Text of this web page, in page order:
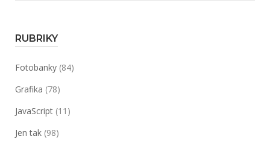
RUBRIKY
Fotobanky (84)
Grafika (78)
JavaScript (11)
Jen tak (98)